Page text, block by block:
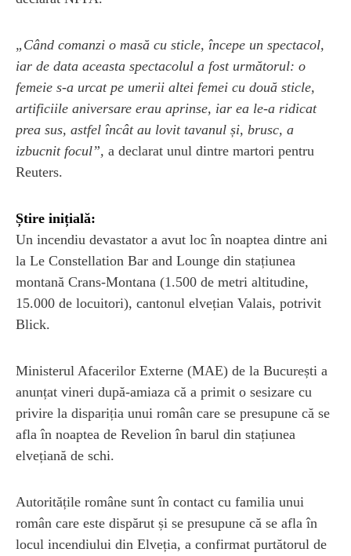
„Când comanzi o masă cu sticle, începe un spectacol,
iar de data aceasta spectacolul a fost următorul: o
femeie s-a urcat pe umerii altei femei cu două sticle,
artificiile aniversare erau aprinse, iar ea le-a ridicat
prea sus, astfel încât au lovit tavanul și, brusc, a
izbucnit focul”, a declarat unul dintre martori pentru
Reuters.
Știre inițială:
Un incendiu devastator a avut loc în noaptea dintre ani
la Le Constellation Bar and Lounge din stațiunea
montană Crans-Montana (1.500 de metri altitudine,
15.000 de locuitori), cantonul elvețian Valais, potrivit
Blick.
Ministerul Afacerilor Externe (MAE) de la București a
anunțat vineri după-amiaza că a primit o sesizare cu
privire la dispariția unui român care se presupune că se
afla în noaptea de Revelion în barul din stațiunea
elvețiană de schi.
Autoritățile române sunt în contact cu familia unui
român care este dispărut și se presupune că se afla în
locul incendiului din Elveția, a confirmat purtătorul de